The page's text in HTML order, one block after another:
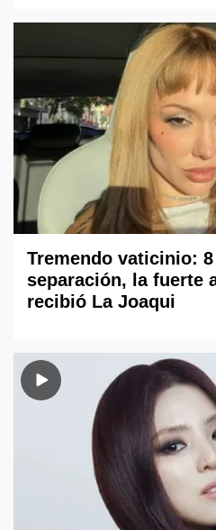
Tremendo vaticinio:
separación, la fuerte
recibió La Joaqui